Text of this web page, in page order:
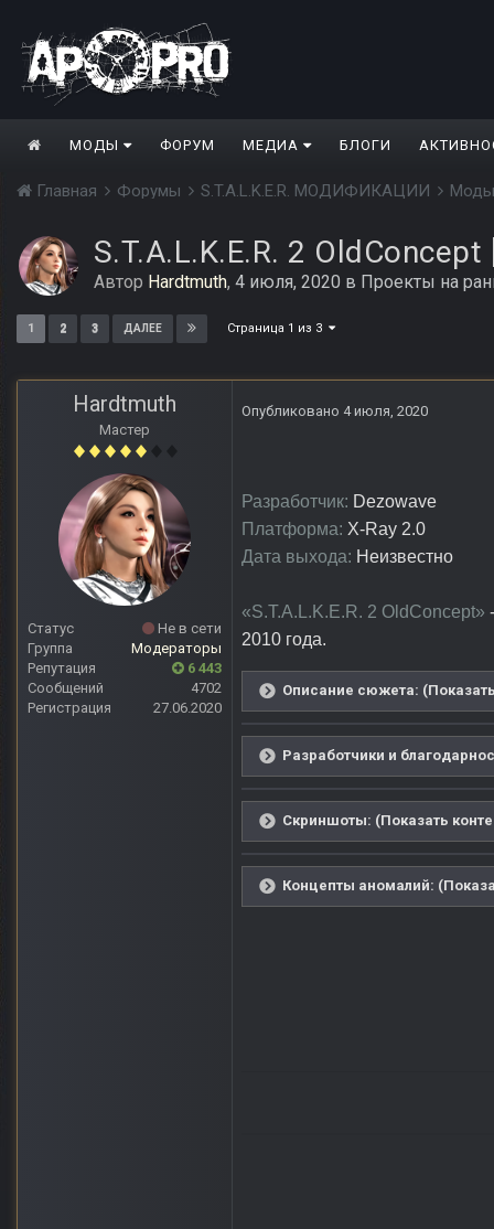
МОДЫ ФОРУМ МЕДИА БЛОГИ
Главная Форумы S.T.A.L.K.E.R. МОДИФИКАЦИИ Моды
S.T.A.L.K.E.R. 2
Автор Hardtmuth, 4 июля, 2020 в Проекты на
1 2 3 ДАЛЕЕ Страница 1 из 3
Hardtmuth
Мастер
Статус
Не в сети
Группа
Модераторы
Репутация
6 443
Сообщений
4702
Регистрация
27.06.2020
Опубликовано 4 июля, 2020
Разработчик: Dezowave
Платформа: X-Ray 2.0
Дата выхода: Неизвестно
«S.T.A.L.K.E.R. 2 OldConcept»
2010 года.
Описание сюжета:
Разработчики и
Скриншоты: (Показать
Концепты аномалий: